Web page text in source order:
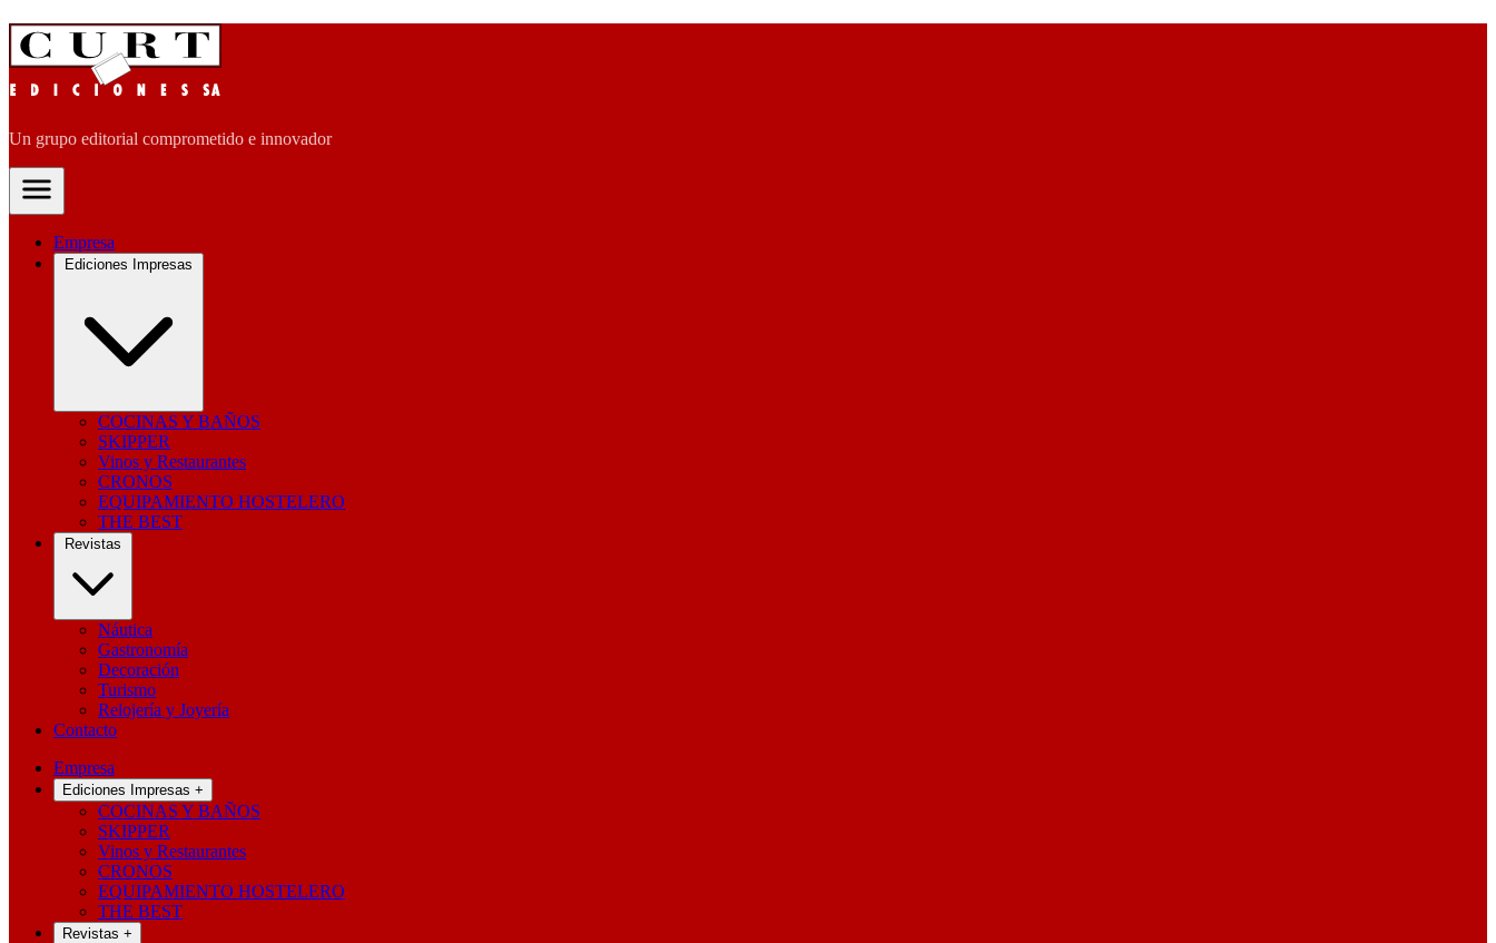
Un grupo editorial comprometido e innovador
Empresa
Ediciones Impresas
COCINAS Y BAÑOS
SKIPPER
Vinos y Restaurantes
CRONOS
EQUIPAMIENTO HOSTELERO
THE BEST
Revistas
Náutica
Gastronomía
Decoración
Turismo
Relojería y Joyería
Contacto
Empresa
Ediciones Impresas +
COCINAS Y BAÑOS
SKIPPER
Vinos y Restaurantes
CRONOS
EQUIPAMIENTO HOSTELERO
THE BEST
Revistas +